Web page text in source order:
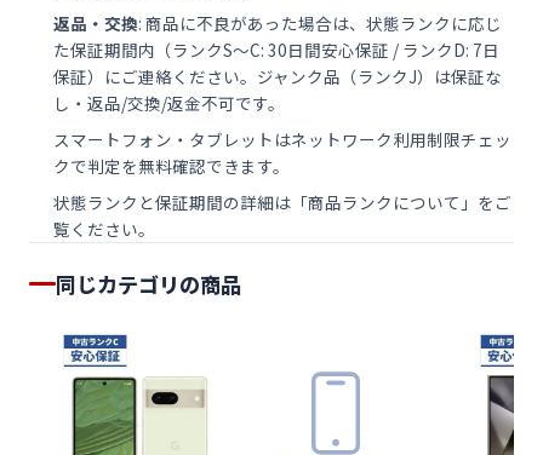
返品・交換: 商品に不良があった場合は、状態ランクに応じ
た保証期間内（ランクS〜C: 30日間安心保証 / ランクD: 7日
保証）にご連絡ください。ジャンク品（ランクJ）は保証な
し・返品/交換/返金不可です。
スマートフォン・タブレットはネットワーク利用制限チェッ
クで判定を無料確認できます。
状態ランクと保証期間の詳細は「商品ランクについて 」をご
覧ください。
同じカテゴリの商品